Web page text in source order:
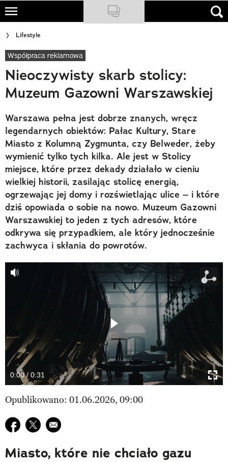
Skip
main
content
NATIONAL GEOGRAPHIC
TRAVELER
PODCASTY
Sklep
Newsletter
Cuda Polski
Wielki Konkurs Fotograficzny
Trendbook Podróżniczy
Polecane
Lifestyle
Współpraca reklamowa
Nieoczywisty skarb stolicy:
Muzeum Gazowni Warszawskiej
Warszawa pełna jest dobrze znanych, wręcz
legendarnych obiektów: Pałac Kultury, Stare
Miasto z Kolumną Zygmunta, czy Belweder, żeby
wymienić tylko tych kilka. Ale jest w Stolicy
miejsce, które przez dekady działało w cieniu
wielkiej historii, zasilając stolicę energią,
ogrzewając jej domy i rozświetlając ulice – i które
dziś opowiada o sobie na nowo. Muzeum Gazowni
Warszawskiej to jeden z tych adresów, które
odkrywa się przypadkiem, ale który jednocześnie
zachwyca i skłania do powrotów.
WSPÓŁPRACA REKLAMOWA
0:00 / 0:31
Opublikowano: 01.06.2026, 09:00
Udostępnij na facebook
Udostępnij na twitter
E-mail do przyjaciela
Miasto, które nie chciało gazu